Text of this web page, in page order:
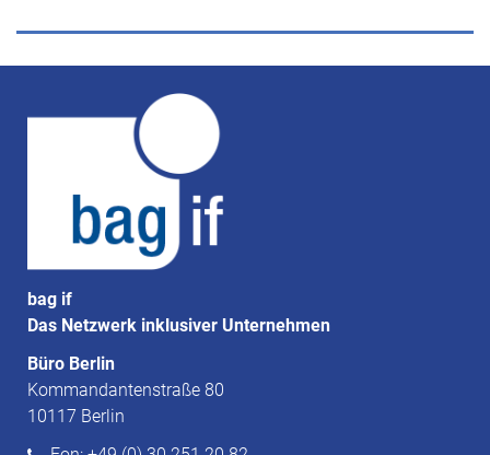
bag if
Das Netzwerk inklusiver Unternehmen
Büro Berlin
Kommandantenstraße 80
10117 Berlin